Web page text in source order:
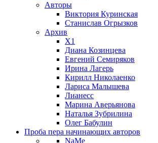
Авторы
Виктория Куринская
Станислав Огрызков
Архив
X1
Диана Козинцева
Евгений Семиряков
Ирина Лагерь
Кирилл Николаенко
Лариса Малышева
Лианесс
Марина Аверьянова
Наталья Зубрилина
Олег Бабулин
Проба пера начинающих авторов
NaMe